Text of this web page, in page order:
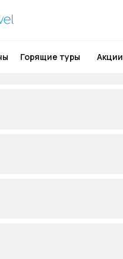
Горящие туры Акции